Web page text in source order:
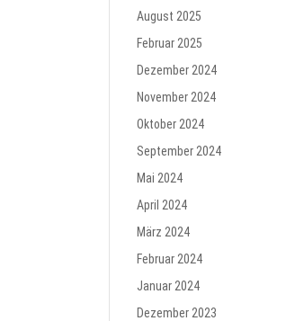
August 2025
Februar 2025
Dezember 2024
November 2024
Oktober 2024
September 2024
Mai 2024
April 2024
März 2024
Februar 2024
Januar 2024
Dezember 2023